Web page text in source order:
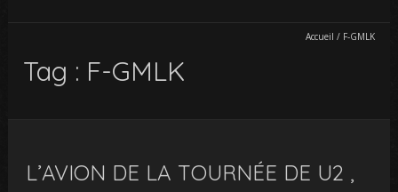
Accueil / F-GMLK
Tag : F-GMLK
L’AVION DE LA TOURNÉE DE U2 ,